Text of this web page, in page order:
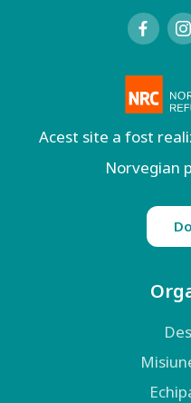
Acest site a fost
Norvegian